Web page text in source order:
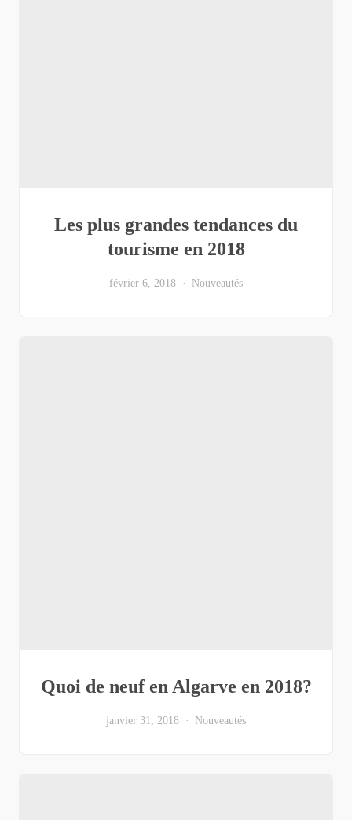
Les plus grandes tendances du
tourisme en 2018
février 6, 2018 Nouveautés
Quoi de neuf en Algarve en 2018?
janvier 31, 2018 Nouveautés